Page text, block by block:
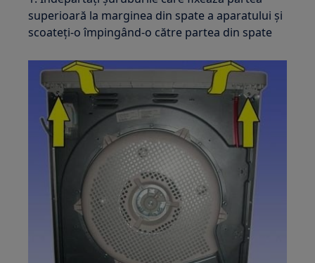
superioară la marginea din spate a aparatului și
scoateți-o împingând-o către partea din spate